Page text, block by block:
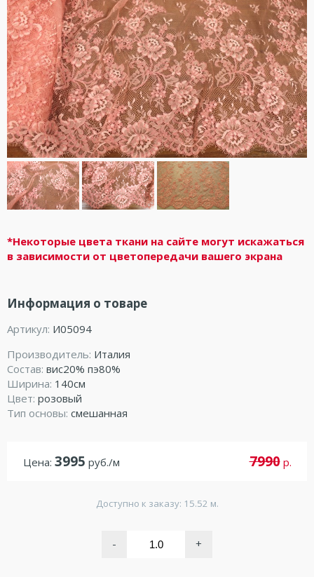
*Некоторые цвета ткани на сайте могут искажаться
в зависимости от цветопередачи вашего экрана
Информация о товаре
Артикул: И05094
Производитель: Италия
Состав: вис20% пэ80%
Ширина: 140см
Цвет: розовый
Тип основы: смешанная
Цена: 3995 руб./м 7990р.
Доступно к заказу: 15.52 м.
- +